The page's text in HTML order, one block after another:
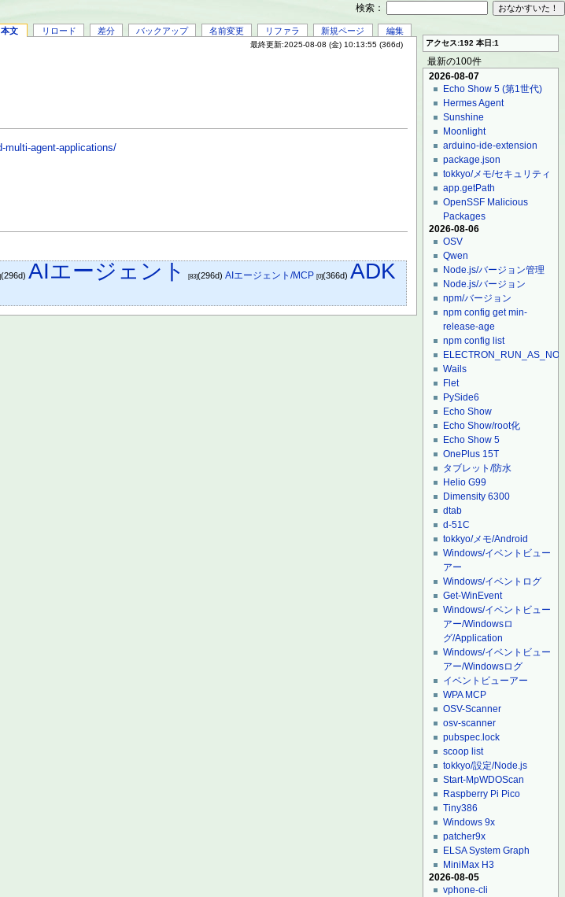
本文 リロード 差分 バックアップ 名前変更 リファラ 新規ページ 編集
最終更新:2025-08-08 (金) 10:13:55 (366d)
multi-agent-applications/
(296d)AIエージェント [83](296d)AIエージェント/MCP [0](366d)ADK
アクセス:192 本日:1
最新の100件
2026-08-07
Echo Show 5 (第1世代)
Hermes Agent
Sunshine
Moonlight
arduino-ide-extension
package.json
tokkyo/メモ/セキュリティ
app.getPath
OpenSSF Malicious
Packages
2026-08-06
OSV
Qwen
Node.js/バージョン管理
Node.js/バージョン
npm/バージョン
npm config get min-
release-age
npm config list
Wails
Flet
PySide6
Echo Show
Echo Show/root化
Echo Show 5
OnePlus 15T
タブレット/防水
Helio G99
Dimensity 6300
dtab
d-51C
tokkyo/メモ/Android
Windows/イベントビュー
アー
Windows/イベントログ
Get-WinEvent
Windows/イベントビュー
アー/Windowsロ
グ/Application
Windows/イベントビュー
アー/Windowsログ
イベントビューアー
WPA MCP
OSV-Scanner
osv-scanner
pubspec.lock
scoop list
tokkyo/設定/Node.js
Start-MpWDOScan
Raspberry Pi Pico
Tiny386
Windows 9x
patcher9x
ELSA System Graph
MiniMax H3
2026-08-05
vphone-cli
検索：